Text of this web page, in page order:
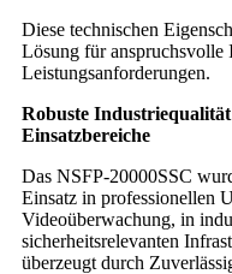
Diese technischen
Lösung für anspruchsvolle
Leistungsanforderungen.
Robuste
Einsatzbereiche
Das NSFP-20000SSC
Einsatz in professionellen
Videoüberwachung, in
sicherheitsrelevanten
überzeugt durch